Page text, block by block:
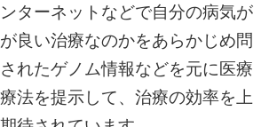
ターネットなどで自分の病気が
良い治療なのかをあらかじめ問
れたゲノム情報などを元に医療
法を提示して、治療の効率を上